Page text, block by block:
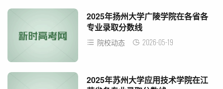
2025年扬州大学广陵学院在各省各
专业录取分数线
院校动态 2026-05-19
2025年苏州大学应用技术学院在江